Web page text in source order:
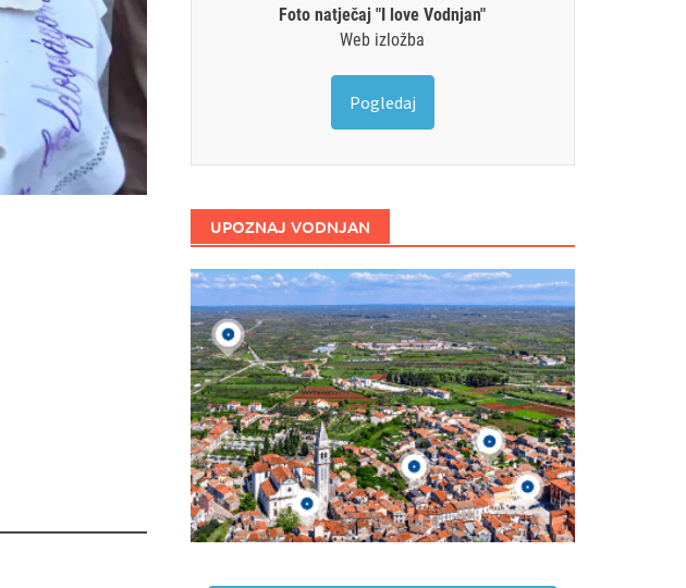
Foto natječaj "I love Vodnjan"
Web izložba
Pogledaj
UPOZNAJ VODNJAN